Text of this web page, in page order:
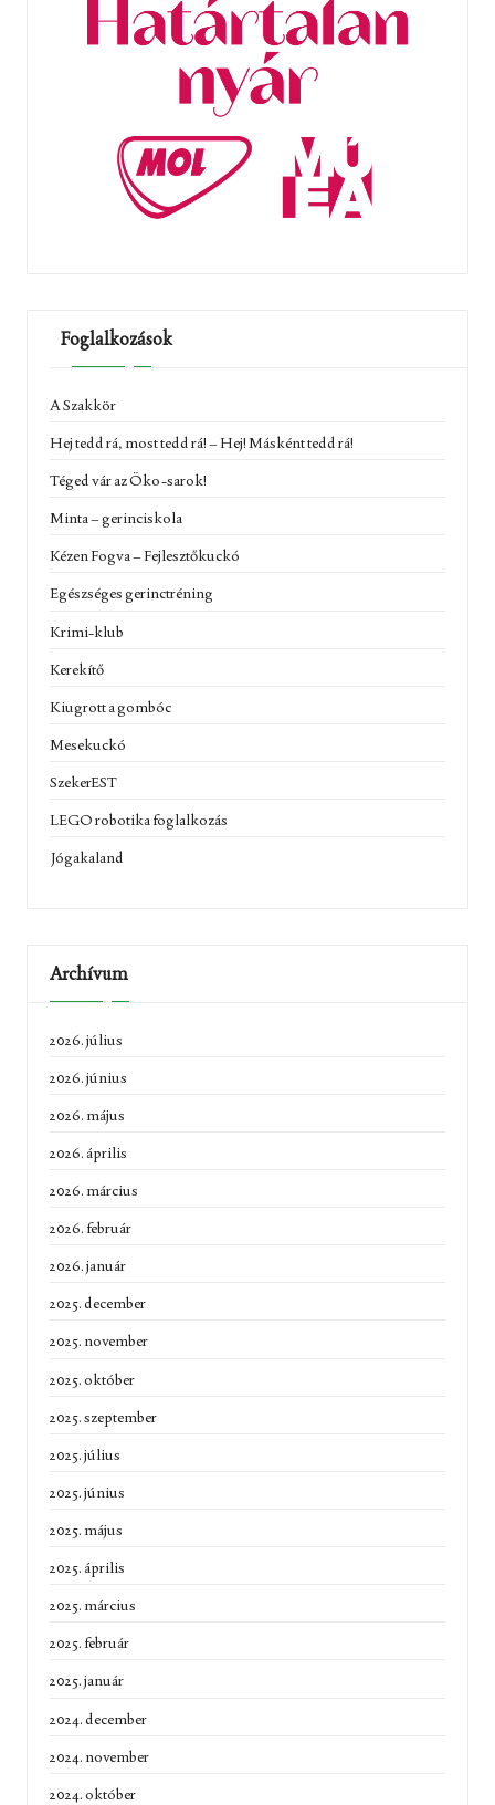
Foglalkozások
A Szakkör
Hej tedd rá, most tedd rá! – Hej! Másként tedd rá!
Téged vár az Öko-sarok!
Minta – gerinciskola
Kézen Fogva – Fejlesztőkuckó
Egészséges gerinctréning
Krimi-klub
Kerekítő
Kiugrott a gombóc
Mesekuckó
SzekerEST
LEGO robotika foglalkozás
Jógakaland
Archívum
2026. július
2026. június
2026. május
2026. április
2026. március
2026. február
2026. január
2025. december
2025. november
2025. október
2025. szeptember
2025. július
2025. június
2025. május
2025. április
2025. március
2025. február
2025. január
2024. december
2024. november
2024. október